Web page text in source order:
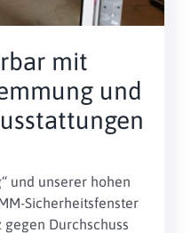
mit
und
und unserer hohen
Sicherheitsfenster
Durchschuss